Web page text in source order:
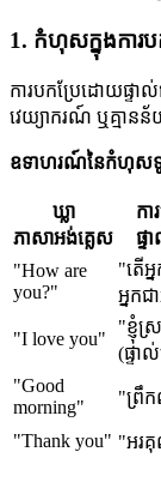
1. កំហុសក្នុងការ
ការបកប្រែដោយផ្ទា
វេយ្យាករណ៍ ឬគ្មាន
ឧទាហរណ៍នៃកំហុស
ឃ្លា
ភាសាអង់គ្លេស
កា
ផ្ទ
"How are
you?"
"តើអ្
អ្នកជ
"I love you"
"ខ្ញុំស្
(ផ្ទា
"Good
morning"
"ព្រឹ
"Thank you" "អរ